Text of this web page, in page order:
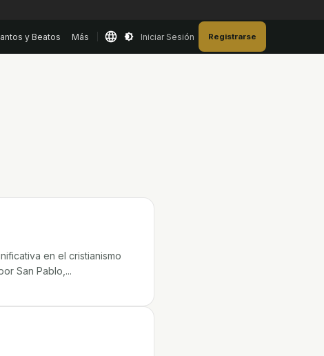
y Beatos Más Iniciar Sesión Registrarse
en el cristianismo
San Pablo,...